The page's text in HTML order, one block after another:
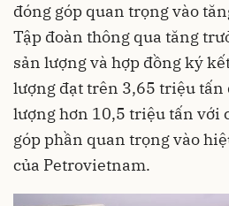
đóng góp quan trọng vào
Tập đoàn thông qua tăng
sản lượng và hợp đồng ký
lượng đạt trên 3,65 triệu tấn
lượng hơn 10,5 triệu tấn với
góp phần quan trọng vào
của Petrovietnam.